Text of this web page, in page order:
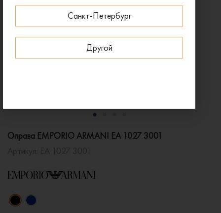
Санкт-Петербург
Другой
Оправа EMPORIO ARMANI EA 1027 3001
- 30 % ДО 15 АВГУСТА НОВИНКА